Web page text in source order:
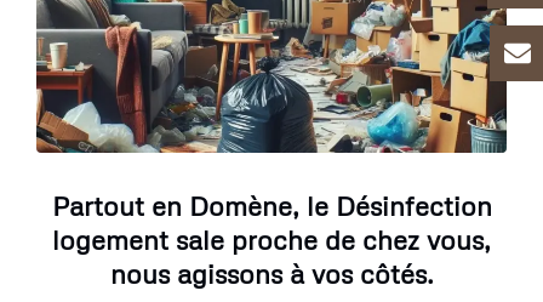
Partout en Domène, le Désinfection
logement sale proche de chez vous,
nous agissons à vos côtés.